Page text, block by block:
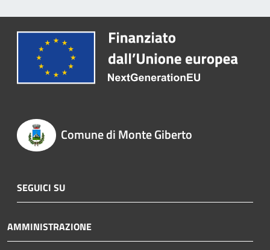
Comune di Monte Giberto
SEGUICI SU
AMMINISTRAZIONE